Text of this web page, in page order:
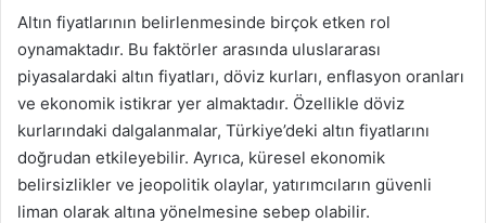
Altın fiyatlarının belirlenmesinde birçok etken rol
oynamaktadır. Bu faktörler arasında uluslararası
piyasalardaki altın fiyatları, döviz kurları, enflasyon oranları
ve ekonomik istikrar yer almaktadır. Özellikle döviz
kurlarındaki dalgalanmalar, Türkiye’deki altın fiyatlarını
doğrudan etkileyebilir. Ayrıca, küresel ekonomik
belirsizlikler ve jeopolitik olaylar, yatırımcıların güvenli
liman olarak altına yönelmesine sebep olabilir.